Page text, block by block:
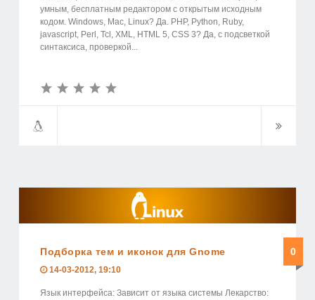
умным, бесплатным редактором с открытым исходным
кодом. Windows, Mac, Linux? Да. PHP, Python, Ruby,
jаvascript, Perl, Tcl, XML, HTML 5, CSS 3? Да, с подсветкой
синтаксиса, проверкой...
Подборка тем и иконок для Gnome 0
14-03-2012, 19:10
Язык интерфейса: Зависит от языка системы Лекарство: